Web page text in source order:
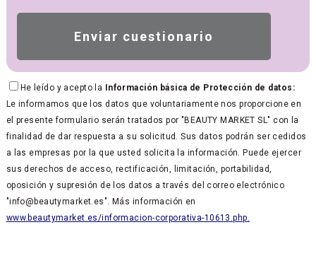
He leído y acepto la Información básica de Protección de datos:
Le informamos que los datos que voluntariamente nos proporcione en
el presente formulario serán tratados por "BEAUTY MARKET SL" con la
finalidad de dar respuesta a su solicitud. Sus datos podrán ser cedidos
a las empresas por la que usted solicita la información. Puede ejercer
sus derechos de acceso, rectificación, limitación, portabilidad,
oposición y supresión de los datos a través del correo electrónico
"info@beautymarket.es". Más información en
www.beautymarket.es/informacion-corporativa-10613.php.